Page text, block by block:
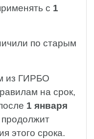
с 1
по старым
из ГИРБО
на срок,
1 января
этого срока.